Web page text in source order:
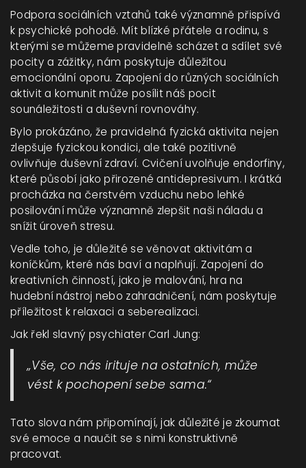
Podpora sociálních vztahů také významně přispívá
k psychické pohodě. Mít blízké přátele a rodinu, s
kterými se můžeme pravidelně scházet a sdílet své
pocity a zážitky, nám poskytuje důležitou
emocionální oporu. Zapojení do různých sociálních
aktivit a komunit může posílit náš pocit
sounáležitosti a duševní rovnováhy.
Bylo prokázáno, že pravidelná fyzická aktivita nejen
zlepšuje fyzickou kondici, ale také pozitivně
ovlivňuje duševní zdraví. Cvičení uvolňuje endorfiny,
které působí jako přirozené antidepresivum. I krátká
procházka na čerstvém vzduchu nebo lehké
posilování může významně zlepšit naši náladu a
snížit úroveň stresu.
Vedle toho, je důležité se věnovat aktivitám a
koníčkům, které nás baví a naplňují. Zapojení do
kreativních činností, jako je malování, hra na
hudební nástroj nebo zahradničení, nám poskytuje
příležitost k relaxaci a seberealizaci.
Jak řekl slavný psychiater Carl Jung:
„Vše, co nás irituje na ostatních, může
vést k pochopení sebe sama.“
Tato slova nám připomínají, jak důležité je zkoumat
své emoce a naučit se s nimi konstruktivně
pracovat.